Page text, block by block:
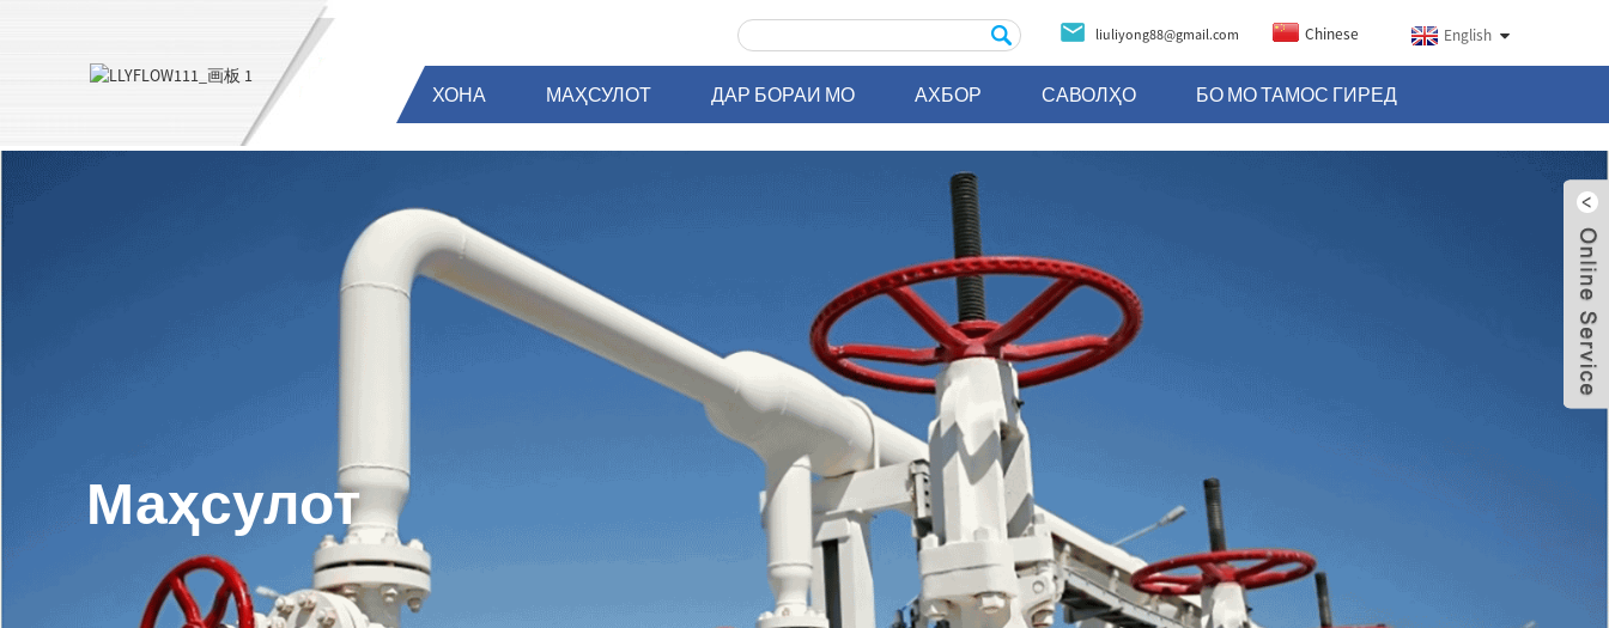
liuliyong88@gmail.com Chinese English
ХОНА МАҲСУЛОТ ДАР БОРАИ МО АХБОР САВОЛҲО БО МО ТАМОС ГИРЕД
Маҳсулот